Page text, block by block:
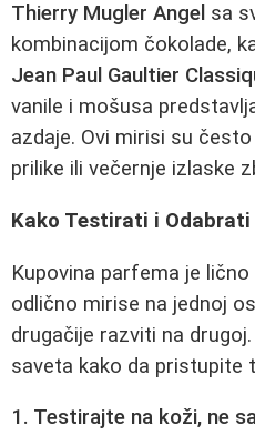
Thierry Mugler Angel sa
kombinacijom čokolade,
Jean Paul Gaultier
vanile i mošusa
azdaje. Ovi mirisi su
prilike ili večernje izlaske
Kako Testirati i
Kupovina parfema je
odlično mirise na jednoj
drugačije razviti na
saveta kako da pristupite
1. Testirajte na koži, ne